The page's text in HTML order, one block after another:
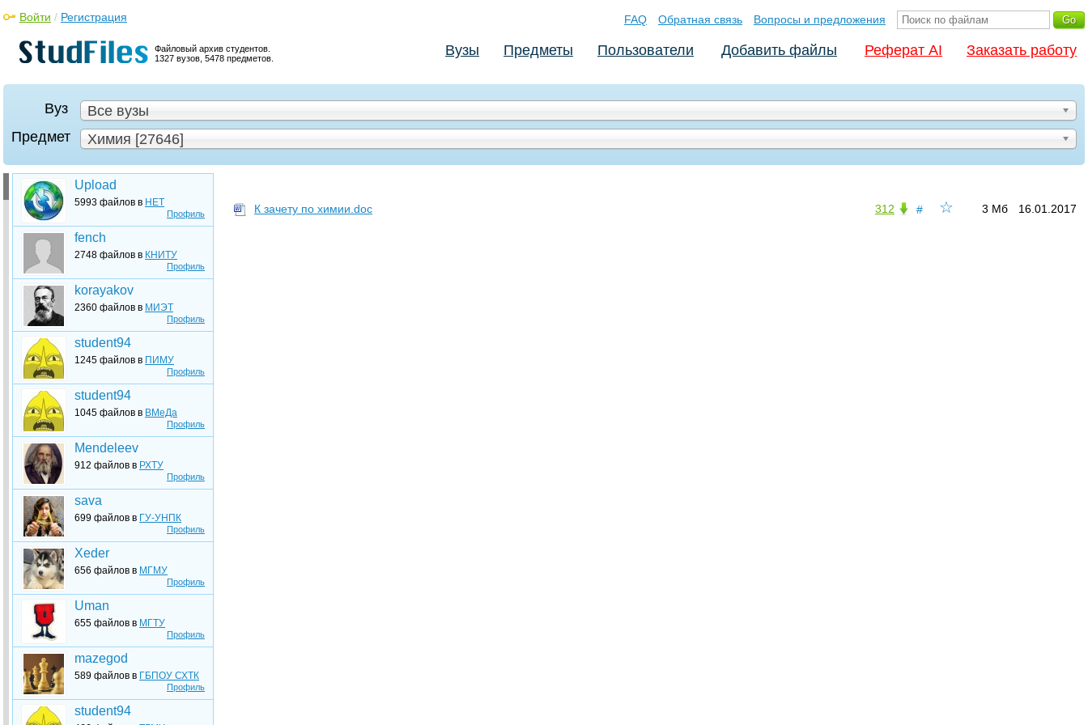
Файловый архив студентов.
1327 вузов, 5478 предметов.
Войти / Регистрация FAQ Обратная связь Вопросы и предложения
Вузы Предметы Пользователи Добавить файлы Реферат AI Заказать работу
Вуз
Все вузы
Предмет
Химия [27646]
Профиль
Upload
5993 файлов в НЕТ
Профиль
fench
2748 файлов в КНИТУ
Профиль
korayakov
2360 файлов в МИЭТ
Профиль
student94
1245 файлов в ПИМУ
Профиль
student94
1045 файлов в ВМеДа
Профиль
Mendeleev
912 файлов в РХТУ
Профиль
sava
699 файлов в ГУ-УНПК
Профиль
Xeder
656 файлов в МГМУ
Профиль
Uman
655 файлов в МГТУ
Профиль
mazegod
589 файлов в ГБПОУ СХТК
student94
☆
# 16.01.2017
3 Мб
312
К зачету по химии.doc